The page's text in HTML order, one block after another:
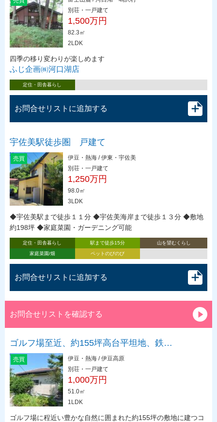
別荘・一戸建て
1,500万円
82.3㎡
2LDK
四季の移り変わりが楽しめます
ふじ企画㈱河口湖店
定住・田舎暮らし
お問合せリストに追加する
宇佐美駅徒歩圏 戸建て
売買
伊豆・熱海 / 伊東・宇佐美
別荘・一戸建て
1,250万円
98.0㎡
3LDK
◆宇佐美駅まで徒歩１１分 ◆宇佐美海岸まで徒歩１３分 ◆敷地
約198坪 ◆家庭菜園・ガーデニング可能
定住・田舎暮らし 駅まで徒歩15分
山を望むくらし
家庭菜園/畑
ペットのびのび
お問合せリストに追加する
お問合せリストを確認する
ゴルフ場至近、約155坪高台平坦地、鉄…
売買
伊豆・熱海 / 伊豆高原
別荘・一戸建て
1,000万円
51.0㎡
1LDK
ゴルフ場に程近い豊かな自然に囲まれた約155坪の敷地に建つコ